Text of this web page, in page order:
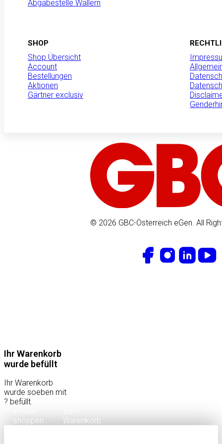
Abgabestelle Wallern
SHOP
Shop Übersicht
Account
Bestellungen
Aktionen
Gärtner exclusiv
© 2026 GBC-Österreich eGen. All
Ihr Warenkorb
wurde befüllt
Ihr Warenkorb
wurde soeben mit
? befüllt.
shoppen
Warenkorb